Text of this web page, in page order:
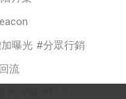
曝光
分眾行銷
流